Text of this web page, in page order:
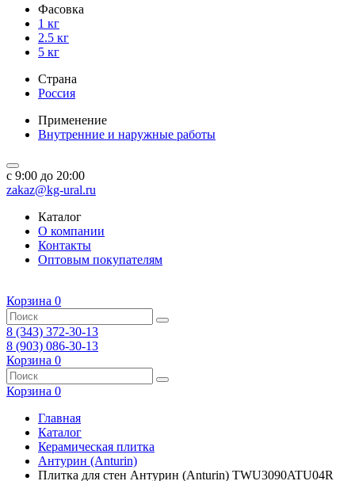
Фасовка
1 кг
2.5 кг
5 кг
Страна
Россия
Применение
Внутренние и наружные работы
c 9:00 до 20:00
zakaz@kg-ural.ru
Каталог
О компании
Контакты
Оптовым покупателям
Корзина 0
8 (343) 372-30-13
8 (903) 086-30-13
Корзина 0
Корзина 0
Главная
Каталог
Керамическая плитка
Антурин (Anturin)
Плитка для стен Антурин (Anturin) TWU3090ATU04R